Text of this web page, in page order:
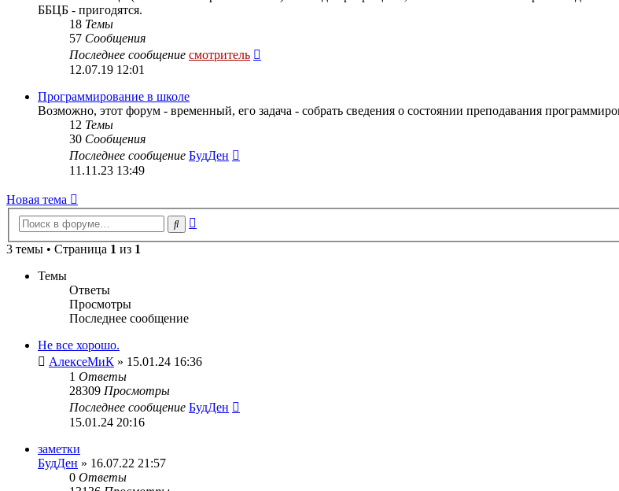
ББЦБ - пригодятся.
18 Темы
57 Сообщения
Последнее сообщение смотритель
12.07.19 12:01
Программирование в школе
Возможно, этот форум - временный, его задача - собрать сведения о состоянии преподавания
12 Темы
30 Сообщения
Последнее сообщение БудДен
11.11.23 13:49
Новая тема
Поиск
3 темы • Страница 1 из 1
Темы
Ответы
Просмотры
Последнее сообщение
Не все хорошо.
АлексеМиК » 15.01.24 16:36
1 Ответы
28309 Просмотры
Последнее сообщение БудДен
15.01.24 20:16
заметки
БудДен » 16.07.22 21:57
0 Ответы